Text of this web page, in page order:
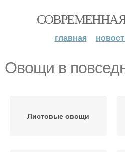
главная
Овощи в
Листовые овощи